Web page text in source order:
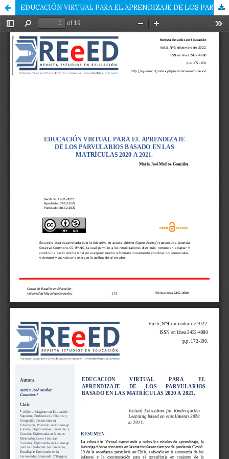
EDUCACIÓN VIRTUAL PARA EL APRENDIZAJE DE LOS PARVULARIOS BASADO EN LAS MATRÍCULAS 2020 A 2021.